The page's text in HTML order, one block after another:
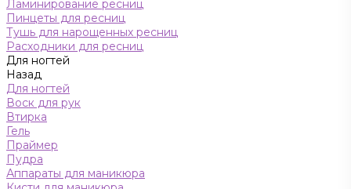
Ламинирование ресниц
Пинцеты для ресниц
Тушь для нарощенных ресниц
Расходники для ресниц
Для ногтей
Назад
Для ногтей
Воск для рук
Втирка
Гель
Праймер
Пудра
Аппараты для маникюра